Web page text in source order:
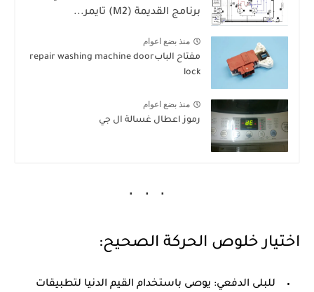
برنامج القديمة (M2) تايمر...
منذ بضع اعوام
مفتاح البابrepair washing machine door
lock
منذ بضع اعوام
رموز اعطال غسالة ال جي
اختيار خلوص الحركة الصحيح:
للبلى الدفعي: يوصى باستخدام القيم الدنيا لتطبيقات